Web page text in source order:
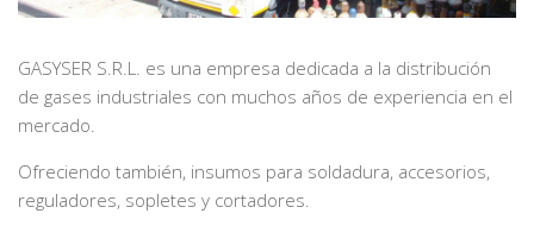
GASYSER S.R.L. es una empresa dedicada a la distribución
de gases industriales con muchos años de experiencia en el
mercado.
Ofreciendo también, insumos para soldadura, accesorios,
reguladores, sopletes y cortadores.